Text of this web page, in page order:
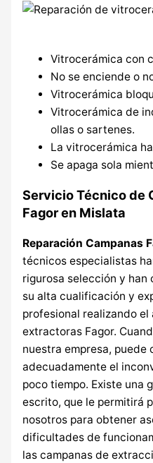
Vitrocerámica con
No se enciende o
Vitrocerámica
Vitrocerámica de
ollas o sartenes.
La vitrocerámica
Se apaga sola
Servicio Técnico de
Fagor en Mislata
Reparación Campanas
técnicos especialistas
rigurosa selección y
su alta cualificación y
profesional realizando el
extractoras Fagor.
nuestra empresa,
adecuadamente el
poco tiempo. Existe una
escrito, que le permitirá
nosotros para obtener
dificultades de
las campanas de